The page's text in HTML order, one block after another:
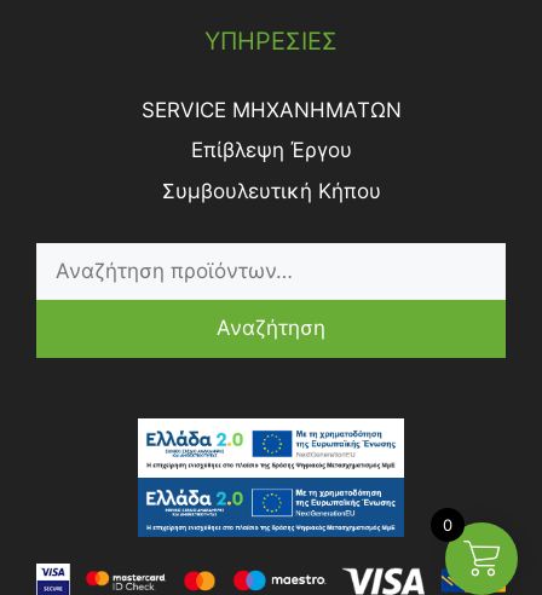
ΥΠΗΡΕΣΙΕΣ
SERVICE ΜΗΧΑΝΗΜΑΤΩΝ
Επίβλεψη Έργου
Συμβουλευτική Κήπου
Αναζήτηση
0